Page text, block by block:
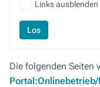
Links ausblenden
Los
Die folgenden Seiten